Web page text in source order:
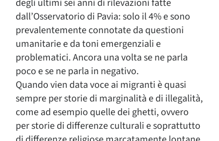
degli ultimi sei anni di rilevazioni fatte
dall’Osservatorio di Pavia: solo il 4% e sono
prevalentemente connotate da questioni
umanitarie e da toni emergenziali e
problematici. Ancora una volta se ne parla
poco e se ne parla in negativo.
Quando vien data voce ai migranti è quasi
sempre per storie di marginalità e di illegalità,
come ad esempio quelle dei ghetti, ovvero
per storie di differenze culturali e soprattutto